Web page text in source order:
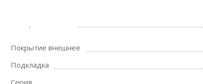
Покрытие внешнее
Подкладка
Серия